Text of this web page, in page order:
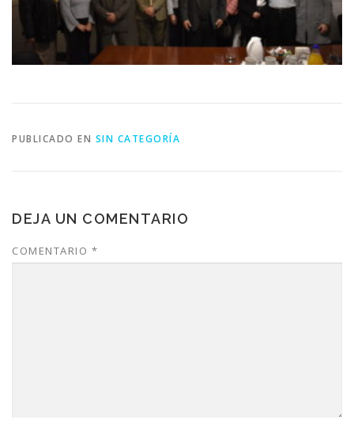
PUBLICADO EN SIN CATEGORÍA
DEJA UN COMENTARIO
COMENTARIO *